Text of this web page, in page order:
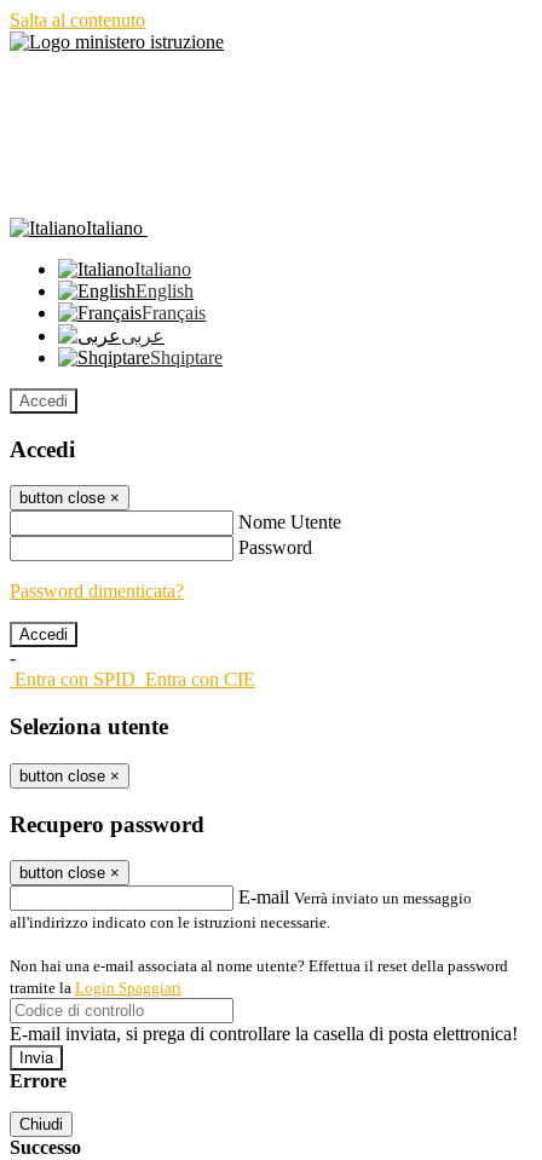
Salta al contenuto
Italiano
Italiano
English
Français
عربى
Shqiptare
Accedi
Accedi
button close ×
Nome Utente
Password
Password dimenticata?
-
Entra con SPID Entra con CIE
Seleziona utente
button close ×
Recupero password
button close ×
E-mail Verrà inviato un messaggio
all'indirizzo indicato con le istruzioni necessarie.
Non hai una e-mail associata al nome utente? Effettua il reset della password
tramite la Login Spaggiari
E-mail inviata, si prega di controllare la casella di posta elettronica!
Errore
Chiudi
Successo